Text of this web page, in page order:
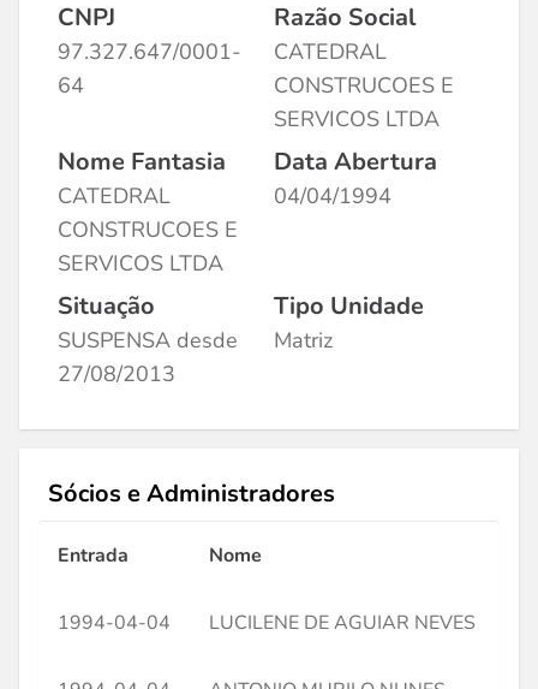
CNPJ
97.327.647/0001-
64
Razão Social
CATEDRAL
CONSTRUCOES E
SERVICOS LTDA
Nome Fantasia
CATEDRAL
CONSTRUCOES E
SERVICOS LTDA
Data Abertura
04/04/1994
Situação
SUSPENSA desde
27/08/2013
Tipo Unidade
Matriz
Sócios e Administradores
Entrada Nome
1994-04-04 LUCILENE DE AGUIAR NEVES